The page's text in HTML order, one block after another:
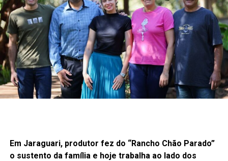
Em Jaraguari, produtor fez do “Rancho Chão Parado”
o sustento da família e hoje trabalha ao lado dos